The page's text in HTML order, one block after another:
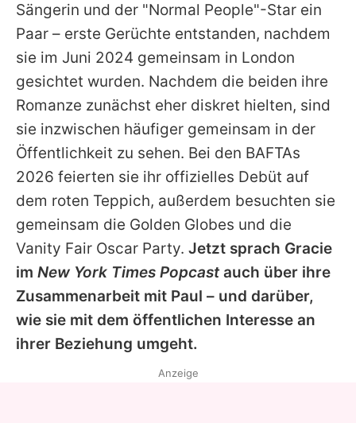
App runterladen
Team
Redaktionelle Richtlinien
Impressum
Datenschutzerklärung
Utiq verwalten
Sängerin und der "Normal People"-Star ein
Paar – erste Gerüchte entstanden, nachdem
sie im Juni 2024 gemeinsam in London
gesichtet wurden. Nachdem die beiden ihre
Romanze zunächst eher diskret hielten, sind
sie inzwischen häufiger gemeinsam in der
Öffentlichkeit zu sehen. Bei den BAFTAs
2026 feierten sie ihr offizielles Debüt auf
dem roten Teppich, außerdem besuchten sie
gemeinsam die Golden Globes und die
Vanity Fair Oscar Party. Jetzt sprach Gracie
im New York Times Popcastauch über ihre
Zusammenarbeit mit Paul – und darüber,
wie sie mit dem öffentlichen Interesse an
ihrer Beziehung umgeht.
Anzeige